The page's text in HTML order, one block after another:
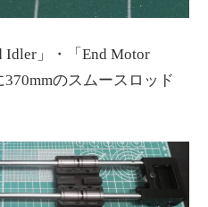
Idler」・「End Motor
のスムースロッド